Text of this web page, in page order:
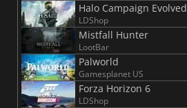
Halo Campaign Evolved
LDShop
Mistfall Hunter
LootBar
Palworld
Gamesplanet US
Forza Horizon 6
LDShop